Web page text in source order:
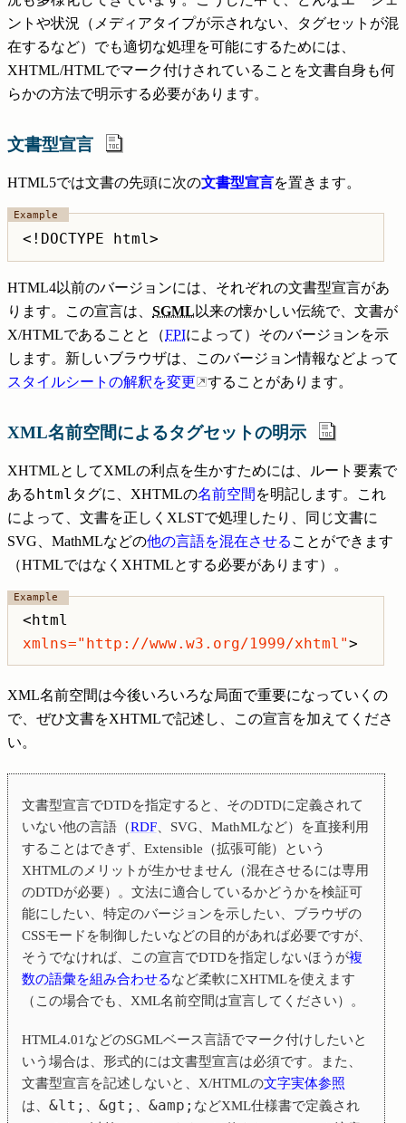
ントや状況（メディアタイプが示されない、タグセットが混
在するなど）でも適切な処理を可能にするためには、
XHTML/HTMLでマーク付けされていることを文書自身も何
らかの方法で明示する必要があります。
文書型宣言
HTML5では文書の先頭に次の文書型宣言を置きます。
HTML4以前のバージョンには、それぞれの文書型宣言があ
ります。この宣言は、 SGML以来の懐かしい伝統で、文書が
X/HTMLであることと（FPIによって）そのバージョンを示
します。新しいブラウザは、このバージョン情報などよって
スタイルシートの解釈を変更
することがあります。
XML名前空間によるタグセットの明示
XHTMLとしてXMLの利点を生かすためには、ルート要素で
ある html タグに、XHTMLの名前空間 を明記します。これ
によって、文書を正しくXLSTで処理したり、同じ文書に
SVG、MathMLなどの他の言語を混在させる ことができます
（HTMLではなくXHTMLとする必要があります）。
<html
xmlns="http://www.w3.org/1999/xhtml">
XML名前空間は今後いろいろな局面で重要になっていくの
で、ぜひ文書をXHTMLで記述し、この宣言を加えてくださ
い。
文書型宣言でDTDを指定すると、そのDTDに定義されて
いない他の言語（RDF、SVG、MathMLなど）を直接利用
することはできず、Extensible（拡張可能）という
XHTMLのメリットが生かせません（混在させるには専用
のDTDが必要）。文法に適合しているかどうかを検証可
能にしたい、特定のバージョンを示したい、ブラウザの
CSSモードを制御したいなどの目的があれば必要ですが、
そうでなければ、この宣言でDTDを指定しないほうが複
数の語彙を組み合わせるなど柔軟にXHTMLを使えます
（この場合でも、XML名前空間は宣言してください）。
HTML4.01などのSGMLベース言語でマーク付けしたいと
いう場合は、形式的には文書型宣言は必須です。また、
文書型宣言を記述しないと、X/HTMLの文字実体参照
は、 &lt; &gt; &amp; などXML仕様書で定義され